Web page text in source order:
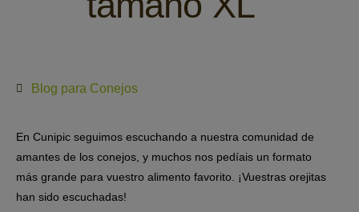
Blog para Conejos
En Cunipic seguimos escuchando a nuestra comunidad de
amantes de los conejos, y muchos nos pedíais un formato
más grande para vuestro alimento favorito. ¡Vuestras orejitas
han sido escuchadas!